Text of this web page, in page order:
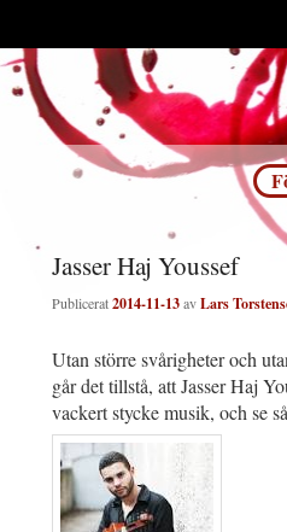
Jasser Haj Youssef
Publicerat2014-11-13avLars
Utan större svårigheter och
går det tillstå, att Jasser Haj
vackert stycke musik, och se